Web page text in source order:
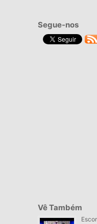
Segue-nos
Vê Também